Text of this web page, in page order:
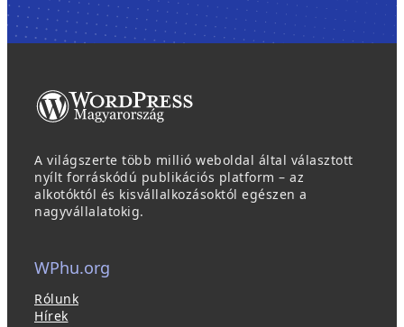
A világszerte több millió weboldal által választott
nyílt forráskódú publikációs platform – az
alkotóktól és kisvállalkozásoktól egészen a
nagyvállalatokig.
WPhu.org
Rólunk
Hírek